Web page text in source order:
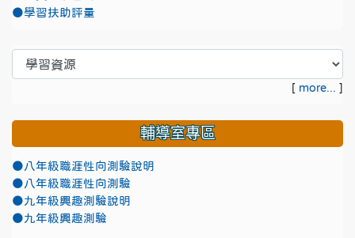
●學習扶助評量
[ more... ]
輔導室專區
●八年級職涯性向測驗說明
●八年級職涯性向測驗
●九年級興趣測驗說明
●九年級興趣測驗